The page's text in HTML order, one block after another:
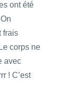
ont été
frais
corps ne
avec
! C’est